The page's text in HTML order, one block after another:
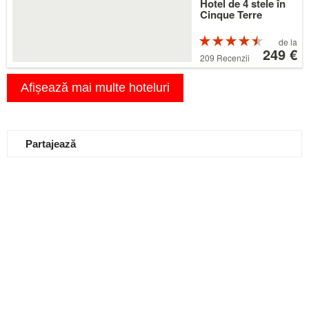
Hotel de 4 stele în
Cinque Terre
Evaluat
cu 4.5 stele
din 5
209 Recenzii
Preț
de
la
249 €
de la
249 €
Afișează mai multe hoteluri
Partajează